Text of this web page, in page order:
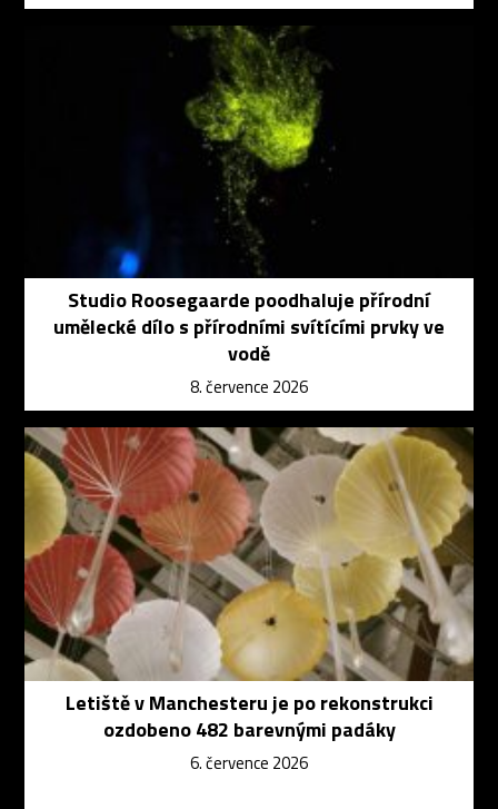
Studio Roosegaarde poodhaluje přírodní
umělecké dílo s přírodními svítícími prvky ve
vodě
8. července 2026
Letiště v Manchesteru je po rekonstrukci
ozdobeno 482 barevnými padáky
6. července 2026